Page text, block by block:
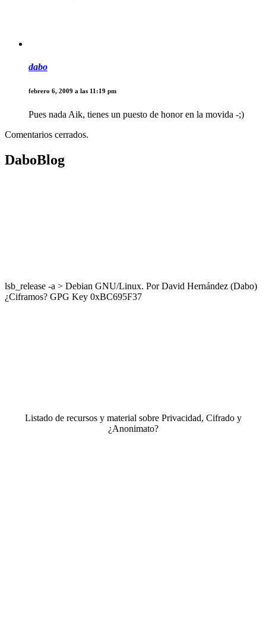
dabo
febrero 6, 2009 a las 11:19 pm
Pues nada Aik, tienes un puesto de honor en la movida -;)
Comentarios cerrados.
DaboBlog
lsb_release -a > Debian GNU/Linux. Por David Hernández (Dabo)
¿Ciframos? GPG Key 0xBC695F37
Listado de recursos y material sobre Privacidad, Cifrado y
¿Anonimato?